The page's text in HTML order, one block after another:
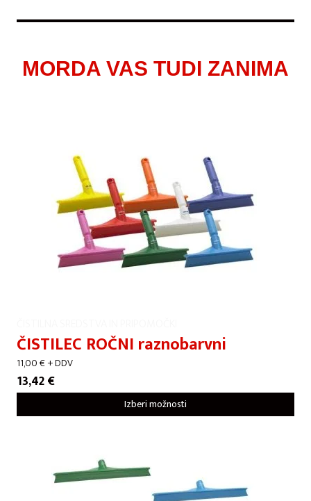
MORDA VAS TUDI ZANIMA
ČISTILEC ROČNI raznobarvni
11,00€+ DDV
13,42€
Izberi možnosti